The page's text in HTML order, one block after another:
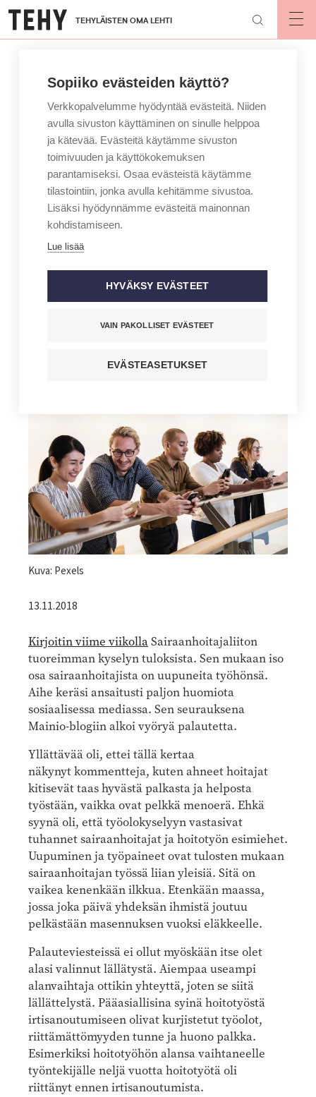
Hyppää
pääsisältöön
TEHYLÄISTEN OMA LEHTI
KIRJOITTAJA
MAINIO – JAN HOLMBERG
palautevyöry
Kuvateksti
Kuva: Pexels
13.11.2018
Kirjoitin viime viikollaSairaanhoitajaliiton
tuoreimman kyselyn tuloksista. Sen mukaan iso
osa sairaanhoitajista on uupuneita työhönsä.
Aihe keräsi ansaitusti paljon huomiota
sosiaalisessa mediassa. Sen seurauksena
Mainio-blogiin alkoi vyöryä palautetta.
Yllättävää oli, ettei tällä kertaa
näkynyt kommentteja, kuten ahneet hoitajat
kitisevät taas hyvästä palkasta ja helposta
työstään, vaikka ovat pelkkä menoerä. Ehkä
syynä oli, että työolokyselyyn vastasivat
tuhannet sairaanhoitajat ja hoitotyön esimiehet.
Uupuminen ja työpaineet ovat tulosten mukaan
sairaanhoitajan työssä liian yleisiä. Sitä on
vaikea kenenkään ilkkua. Etenkään maassa,
jossa joka päivä yhdeksän ihmistä joutuu
pelkästään masennuksen vuoksi eläkkeelle.
Palauteviesteissä ei ollut myöskään itse olet
alasi valinnut lällätystä. Aiempaa useampi
alanvaihtaja ottikin yhteyttä, joten se siitä
lällättelystä. Pääasiallisina syinä hoitotyöstä
irtisanoutumiseen olivat kurjistetut työolot,
riittämättömyyden tunne ja huono palkka.
Esimerkiksi hoitotyöhön alansa vaihtaneelle
työntekijälle neljä vuotta hoitotyötä oli
riittänyt ennen irtisanoutumista.
Sopiiko evästeiden käyttö?
Verkkopalvelumme hyödyntää evästeitä. Niiden
avulla sivuston käyttäminen on sinulle helppoa
ja kätevää. Evästeitä käytämme sivuston
toimivuuden ja käyttökokemuksen
parantamiseksi. Osaa evästeistä käytämme
tilastointiin, jonka avulla kehitämme sivustoa.
Lisäksi hyödynnämme evästeitä mainonnan
kohdistamiseen.
Lue lisää
HYVÄKSY EVÄSTEET
VAIN PAKOLLISET EVÄSTEET
EVÄSTEASETUKSET